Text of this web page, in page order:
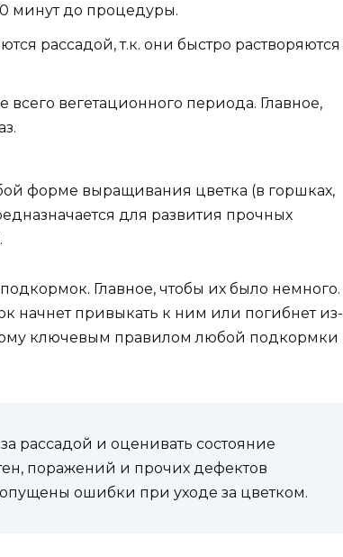
минут до процедуры.
рассадой, т.к. они быстро растворяются
вегетационного периода. Главное,
форме выращивания цветка (в горшках,
для развития прочных
Главное, чтобы их было немного.
начнет привыкать к ним или погибнет из-
ключевым правилом любой подкормки
рассадой и оценивать состояние
поражений и прочих дефектов
ошибки при уходе за цветком.